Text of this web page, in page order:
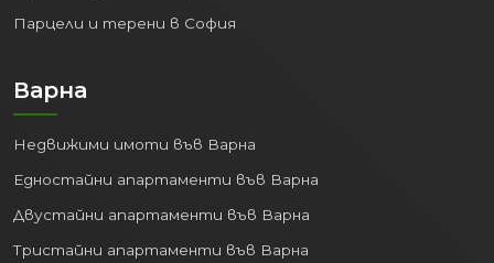
Парцели и терени в София
Варна
Недвижими имоти във Варна
Едностайни апартаменти във Варна
Двустайни апартаменти във Варна
Тристайни апартаменти във Варна